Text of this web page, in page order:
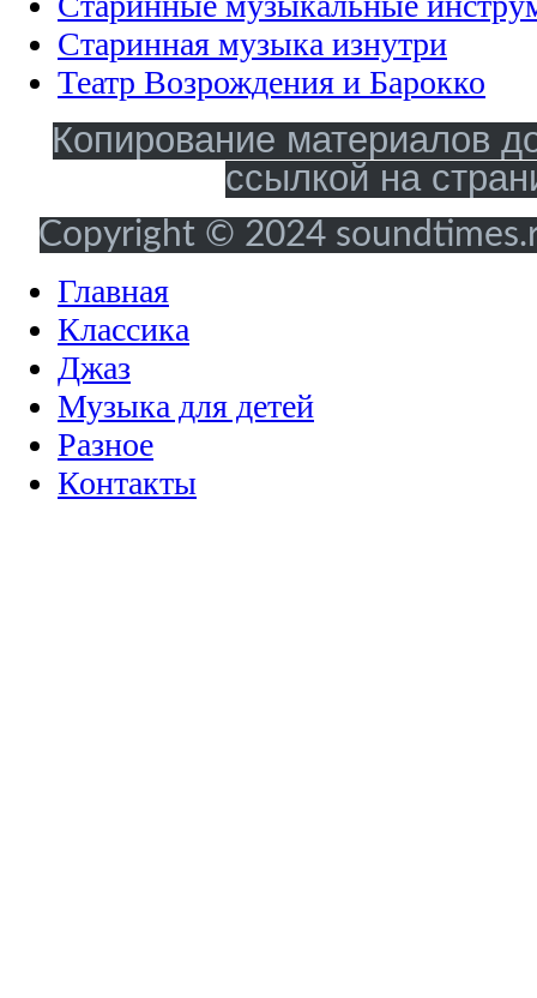
Старинная музыка изнутри
Театр Возрождения и Барокко
Копирование материалов
ссылкой на
Copyright © 2024
Главная
Классика
Джаз
Музыка для детей
Разное
Контакты